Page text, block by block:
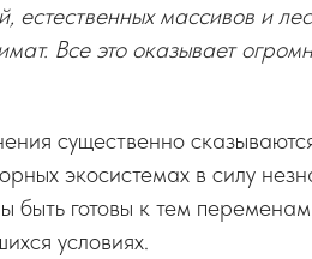
естественных массивов и
Все это оказывает
существенно
экосистемах в силу
быть готовы к тем
условиях.